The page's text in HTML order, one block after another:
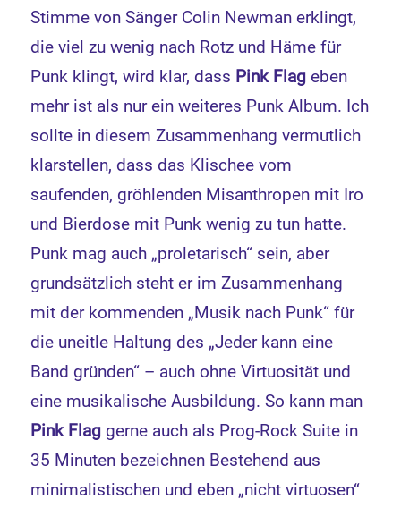
Stimme von Sänger Colin Newman erklingt,
die viel zu wenig nach Rotz und Häme für
Punk klingt, wird klar, dass Pink Flag eben
mehr ist als nur ein weiteres Punk Album. Ich
sollte in diesem Zusammenhang vermutlich
klarstellen, dass das Klischee vom
saufenden, gröhlenden Misanthropen mit Iro
und Bierdose mit Punk wenig zu tun hatte.
Punk mag auch „proletarisch“ sein, aber
grundsätzlich steht er im Zusammenhang
mit der kommenden „Musik nach Punk“ für
die uneitle Haltung des „Jeder kann eine
Band gründen“ – auch ohne Virtuosität und
eine musikalische Ausbildung. So kann man
Pink Flag gerne auch als Prog-Rock Suite in
35 Minuten bezeichnen Bestehend aus
minimalistischen und eben „nicht virtuosen“